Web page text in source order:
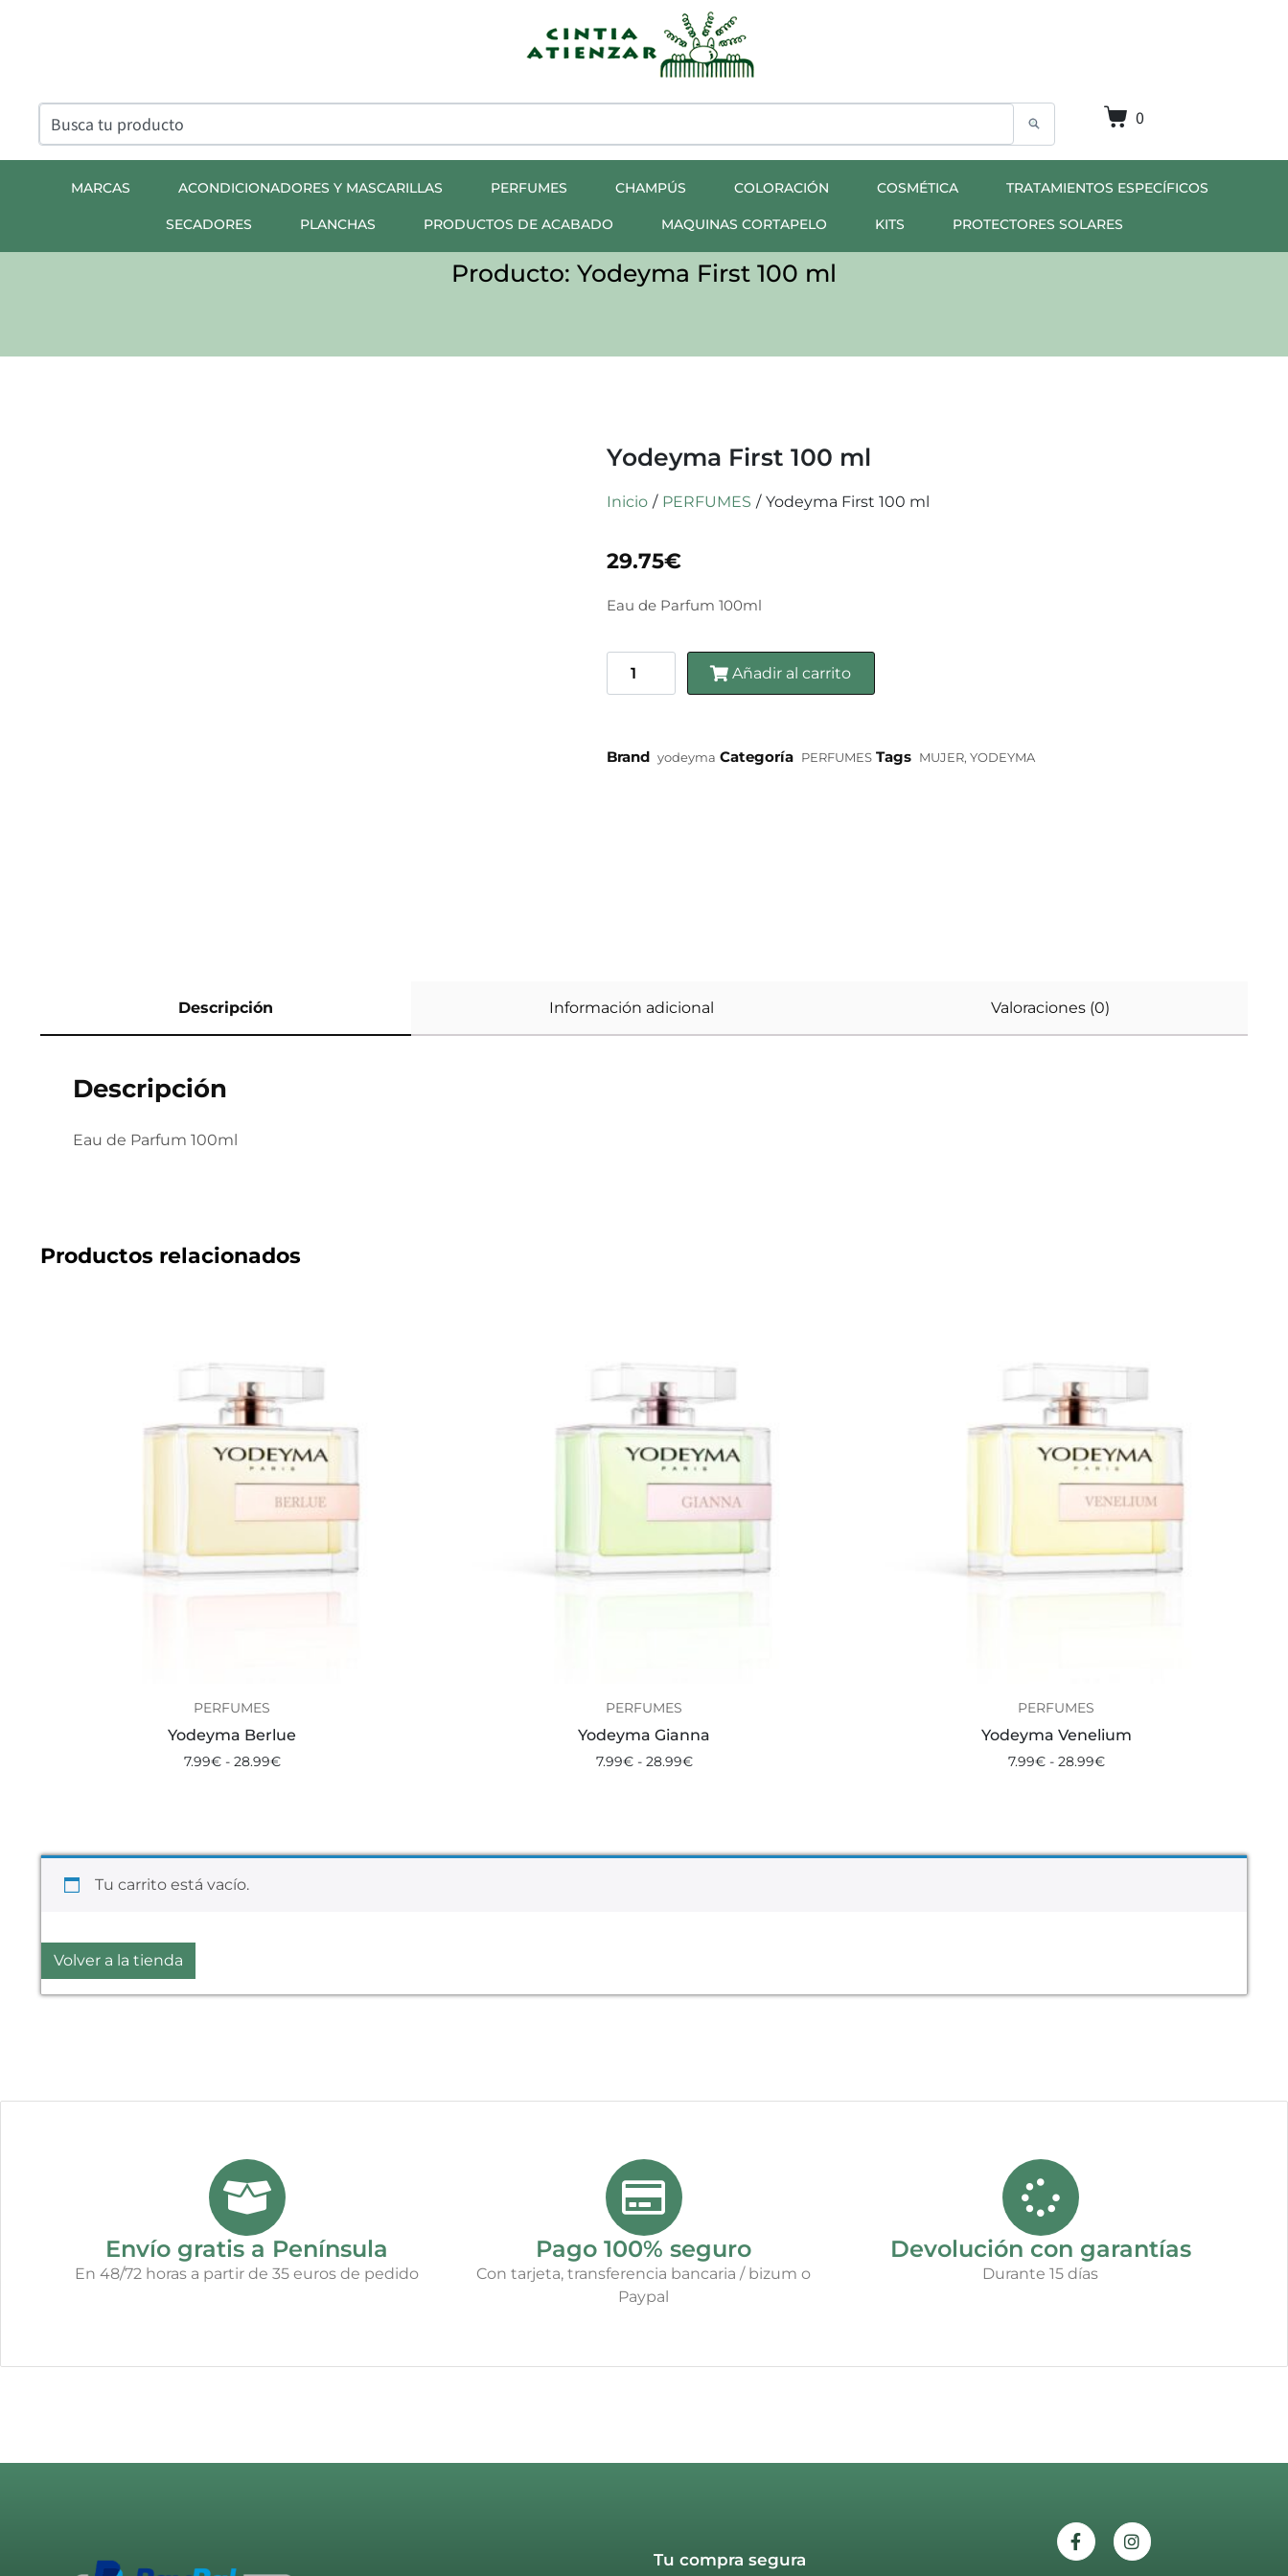
0
MARCAS ACONDICIONADORES Y MASCARILLAS PERFUMES CHAMPÚS COLORACIÓN COSMÉTICA TRATAMIENTOS ESPECÍFICOS
SECADORES PLANCHAS PRODUCTOS DE ACABADO MAQUINAS CORTAPELO KITS PROTECTORES SOLARES
Producto: Yodeyma First 100 ml
Yodeyma First 100 ml
Inicio / PERFUMES / Yodeyma First 100 ml
29.75€
Eau de Parfum 100ml
Añadir al carrito
Brand yodeyma Categoría PERFUMES Tags MUJER, YODEYMA
Descripción Información adicional Valoraciones (0)
Descripción
Eau de Parfum 100ml
Productos relacionados
PERFUMES
Yodeyma Berlue
7.99€ - 28.99€
PERFUMES
Yodeyma Gianna
7.99€ - 28.99€
PERFUMES
Yodeyma Venelium
7.99€ - 28.99€
Tu carrito está vacío.
Volver a la tienda
Envío gratis a Península
En 48/72 horas a partir de 35 euros de pedido
Pago 100% seguro
Con tarjeta, transferencia bancaria / bizum o
Paypal
Devolución con garantías
Durante 15 días
Tu compra segura